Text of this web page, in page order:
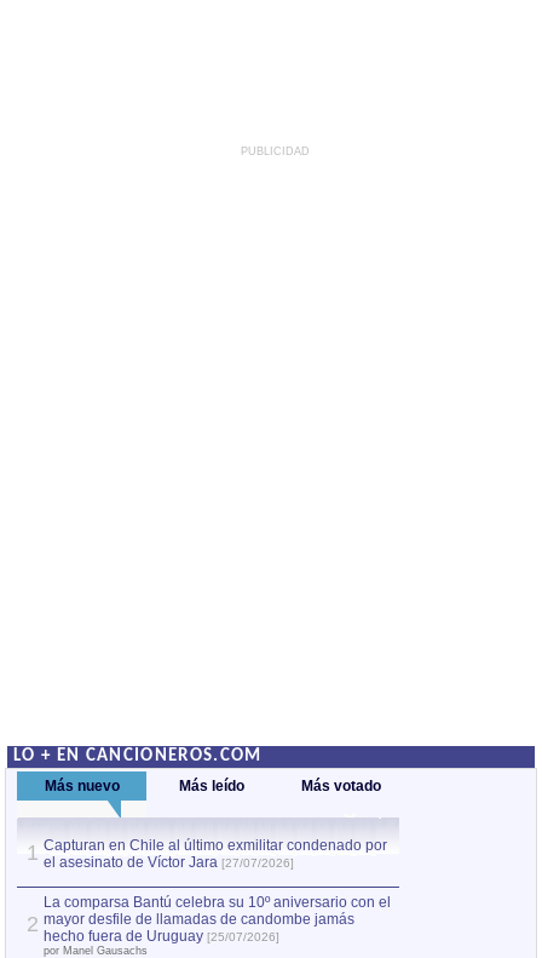
PUBLICIDAD
LO + EN CANCIONEROS.COM
Más nuevo Más leído Más votado
1 Capturan en Chile al último exmilitar condenado por
el asesinato de Víctor Jara [27/07/2026]
2
La comparsa Bantú celebra su 10º aniversario con el
mayor desfile de llamadas de candombe jamás
hecho fuera de Uruguay [25/07/2026]
por Manel Gausachs